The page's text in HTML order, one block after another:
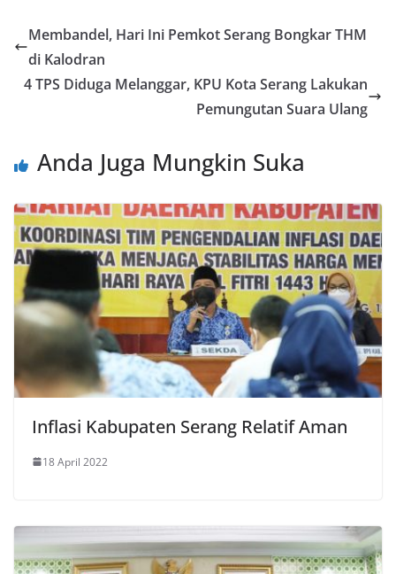
Membandel, Hari Ini Pemkot Serang Bongkar THM
di Kalodran
4 TPS Diduga Melanggar, KPU Kota Serang Lakukan
Pemungutan Suara Ulang
Anda Juga Mungkin Suka
Inflasi Kabupaten Serang Relatif Aman
18 April 2022